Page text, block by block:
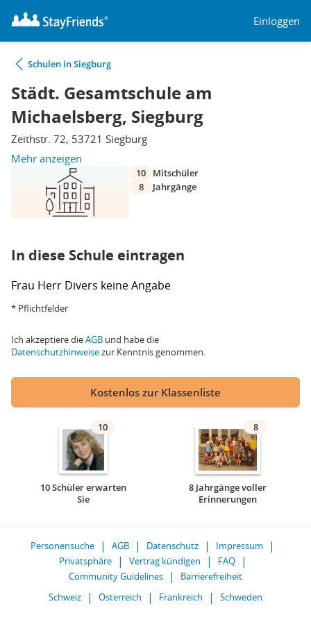
Einloggen
Schulen in Siegburg
Städt. Gesamtschule am
Michaelsberg, Siegburg
Zeithstr. 72, 53721 Siegburg
Mehr anzeigen
10
Mitschüler
8
Jahrgänge
In diese Schule eintragen
Frau Herr Divers keine Angabe
* Pflichtfelder
Ich akzeptiere dieAGB und habe die
Datenschutzhinweisezur Kenntnis genommen.
Kostenlos zur Klassenliste
10
10 Schüler erwarten
Sie
8
8 Jahrgänge voller
Erinnerungen
Personensuche AGB Datenschutz
Impressum
Privatsphäre
Vertrag kündigen
FAQ
Community Guidelines
Barrierefreiheit
Schweiz
Österreich Frankreich Schweden